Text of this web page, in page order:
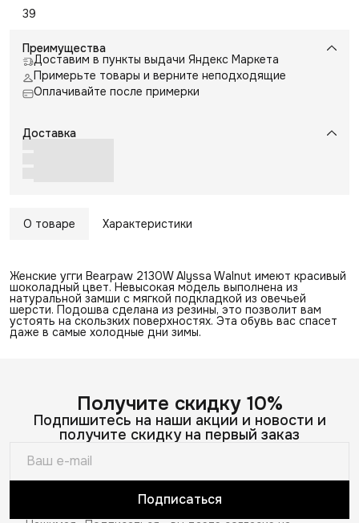
39
Преимущества
Доставим в пункты выдачи Яндекс Маркета
Примерьте товары и верните неподходящие
Оплачивайте после примерки
Доставка
О товаре Характеристики
Женские угги Bearpaw 2130W Alyssa Walnut имеют красивый
шоколадный цвет. Невысокая модель выполнена из
натуральной замши с мягкой подкладкой из овечьей
шерсти. Подошва сделана из резины, это позволит вам
устоять на скользких поверхностях. Эта обувь вас спасет
даже в самые холодные дни зимы.
Получите скидку 10%
Подпишитесь на наши акции и новости и
получите скидку на первый заказ
Подписаться